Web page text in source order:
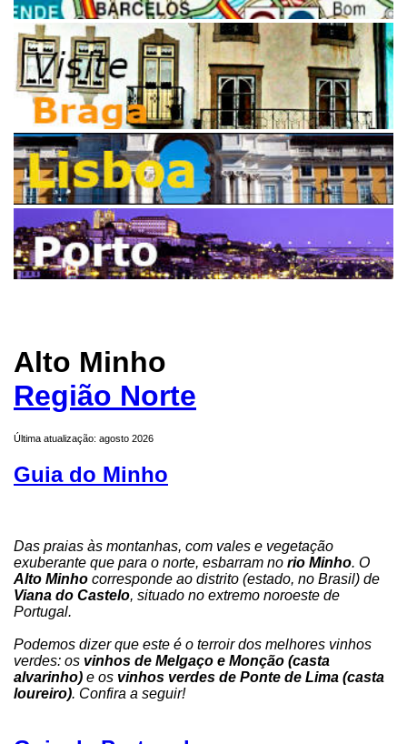
Alto Minho
Região Norte
Última atualização: agosto 2026
Guia do Minho
Das praias às montanhas, com vales e vegetação
exuberante que para o norte, esbarram no rio Minho. O
Alto Minho corresponde ao distrito (estado, no Brasil) de
Viana do Castelo, situado no extremo noroeste de
Portugal.
Podemos dizer que este é o terroir dos melhores vinhos
verdes: os vinhos de Melgaço e Monção (casta
alvarinho) e os vinhos verdes de Ponte de Lima (casta
loureiro). Confira a seguir!